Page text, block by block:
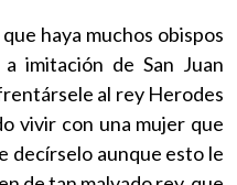
haya muchos obispos
imitación de San Juan
al rey Herodes
vivir con una mujer que
decírselo aunque esto le